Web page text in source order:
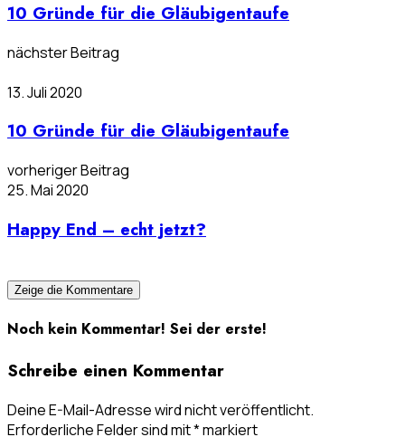
10 Gründe für die Gläubigentaufe
nächster Beitrag
13. Juli 2020
10 Gründe für die Gläubigentaufe
vorheriger Beitrag
25. Mai 2020
Happy End – echt jetzt?
Zeige die Kommentare
Noch kein Kommentar! Sei der erste!
Schreibe einen Kommentar
Deine E-Mail-Adresse wird nicht veröffentlicht.
Erforderliche Felder sind mit*markiert